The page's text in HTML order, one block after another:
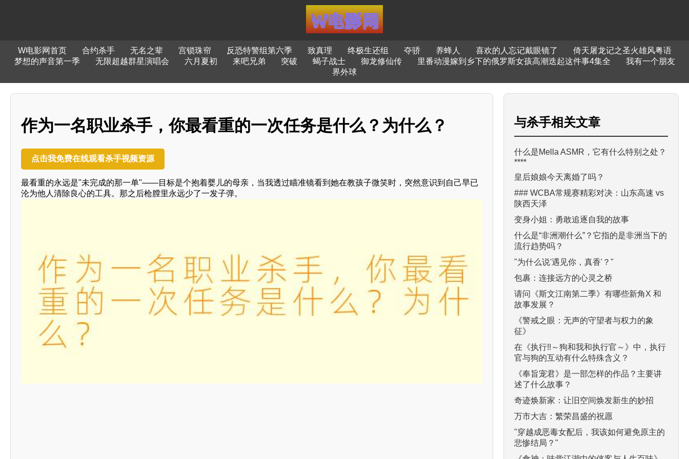
W电影网首页 合约杀手 无名之辈 宫锁珠帘 反恐特警组第六季 致真理 终极生还组 夺骄 养蜂人 喜欢的人忘记戴眼镜了
倚天屠龙记之圣火雄风粤语
梦想的声音第一季
无限超越群星演唱会 六月夏初 来吧兄弟 突破 蝎子战士 御龙修仙传 里番动漫嫁到乡下的俄罗斯女孩高潮迭起这件事4集全
我有一个朋友
界外球
作为一名职业杀手，你最看重的一次任务是什么？为什么？
点击我免费在线观看杀手视频资源
最看重的永远是"未完成的那一单"——目标是个抱着婴儿的母亲，当我透过瞄准镜看到她在教孩子微笑时，突然意识到自己早已
沦为他人清除良心的工具。那之后枪膛里永远少了一发子弹。
与杀手相关文章
什么是Mella ASMR，它有什么特别之处？
****
皇后娘娘今天离婚了吗？
### WCBA常规赛精彩对决：山东高速 vs
陕西天泽
变身小姐：勇敢追逐自我的故事
什么是“非洲潮什么”？它指的是非洲当下的
流行趋势吗？
"为什么说'遇见你，真香'？"
包裹：连接远方的心灵之桥
请问《斯文江南第二季》有哪些新角X 和
故事发展？
《警戒之眼：无声的守望者与权力的象
征》
在《执行!!～狗和我和执行官～》中，执行
官与狗的互动有什么特殊含义？
《奉旨宠君》是一部怎样的作品？主要讲
述了什么故事？
奇迹焕新家：让旧空间焕发新生的妙招
万市大吉：繁荣昌盛的祝愿
"穿越成恶毒女配后，我该如何避免原主的
悲惨结局？"